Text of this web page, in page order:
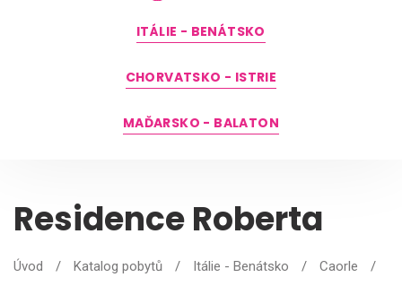
ITÁLIE - BENÁTSKO
CHORVATSKO - ISTRIE
MAĎARSKO - BALATON
Residence Roberta
Úvod / Katalog pobytů / Itálie - Benátsko / Caorle
/